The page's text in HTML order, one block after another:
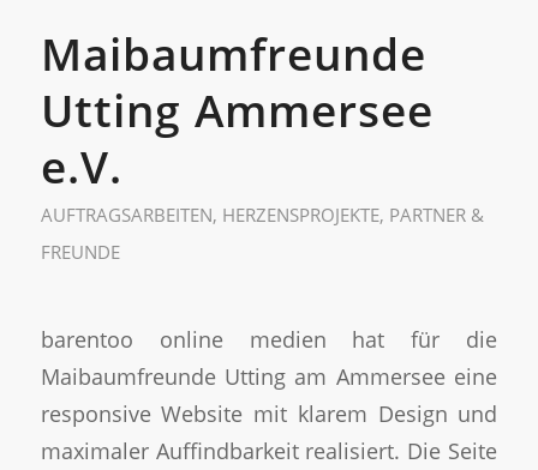
Maibaumfreunde
Utting Ammersee
e.V.
AUFTRAGSARBEITEN, HERZENSPROJEKTE, PARTNER &
FREUNDE
barentoo online medien hat für die
Maibaumfreunde Utting am Ammersee eine
responsive Website mit klarem Design und
maximaler Auffindbarkeit realisiert. Die Seite